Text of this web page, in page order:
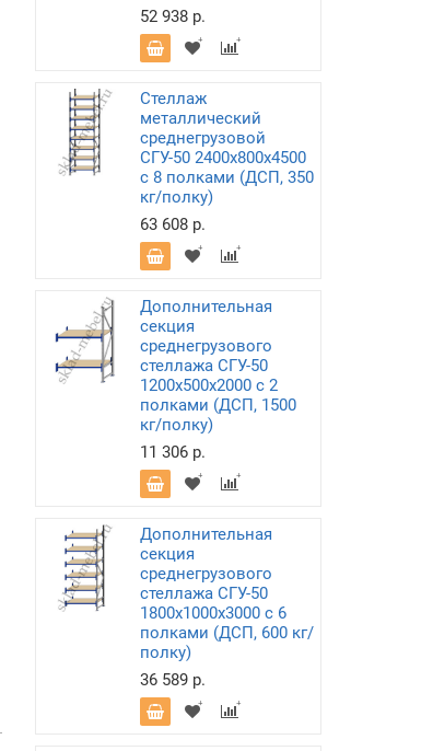
52 938 р.
Стеллаж
металлический
среднегрузовой
СГУ-50 2400х800х4500
с 8 полками (ДСП, 350
кг/полку)
63 608 р.
Дополнительная
секция
среднегрузового
стеллажа СГУ-50
1200х500х2000 с 2
полками (ДСП, 1500
кг/полку)
11 306 р.
Дополнительная
секция
среднегрузового
стеллажа СГУ-50
1800х1000х3000 с 6
полками (ДСП, 600 кг/
полку)
36 589 р.